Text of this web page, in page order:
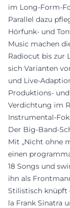
im Long-Form-
Parallel dazu
Hörfunk- und
Music machen
Radiocut bis zur
sich Varianten
und Live-
Produktions-
Verdichtung im
Instrumental-
Der Big-Band-
Mit „Nicht ohne
einen
18 Songs und
ihn als
Stilistisch knüpft
la Frank Sinatra